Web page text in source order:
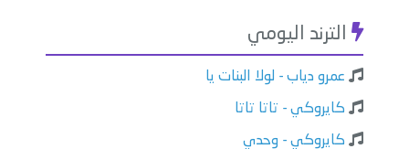
الترند اليومي
عمرو دياب - لولا البنات يا
كايروكي - تاتا تاتا
كايروكي - وحدي